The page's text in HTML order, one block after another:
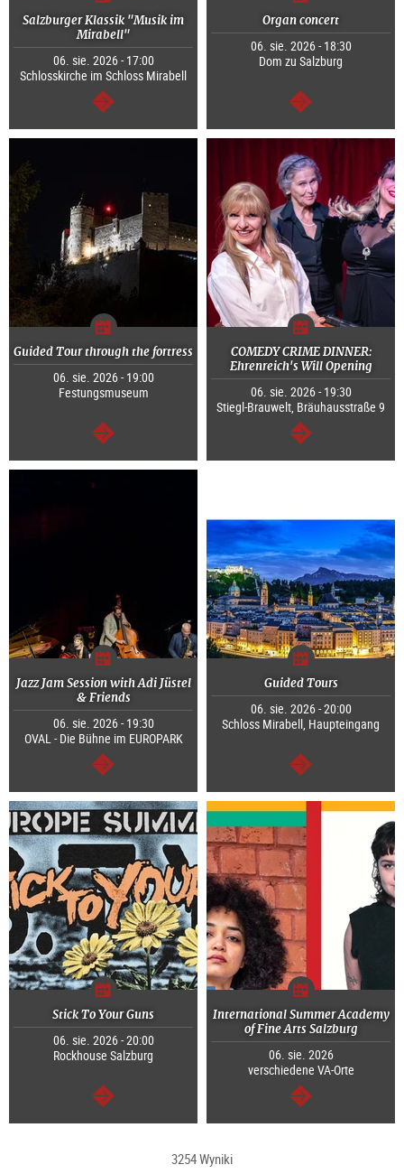
Salzburger Klassik "Musik im
Mirabell"
06. sie. 2026 - 17:00
Schlosskirche im Schloss Mirabell
dalej
Organ concert
06. sie. 2026 - 18:30
Dom zu Salzburg
dalej
Guided Tour through the fortress
06. sie. 2026 - 19:00
Festungsmuseum
dalej
COMEDY CRIME DINNER:
Ehrenreich's Will Opening
06. sie. 2026 - 19:30
Stiegl-Brauwelt, Bräuhausstraße 9
dalej
Jazz Jam Session with Adi Jüstel
& Friends
06. sie. 2026 - 19:30
OVAL - Die Bühne im EUROPARK
dalej
Guided Tours
06. sie. 2026 - 20:00
Schloss Mirabell, Haupteingang
dalej
Stick To Your Guns
06. sie. 2026 - 20:00
Rockhouse Salzburg
dalej
International Summer Academy
of Fine Arts Salzburg
06. sie. 2026
verschiedene VA-Orte
dalej
3254 Wyniki